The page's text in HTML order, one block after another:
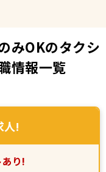
みOKのタクシ
情報一覧
人!
り!